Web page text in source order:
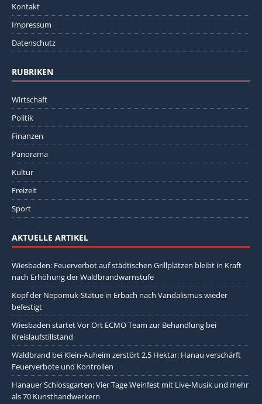
Kontakt
Impressum
Datenschutz
RUBRIKEN
Wirtschaft
Politik
Finanzen
Panorama
Kultur
Freizeit
Sport
AKTUELLE ARTIKEL
Wiesbaden: Feuerverbot auf städtischen Grillplätzen bleibt in Kraft
nach Erhöhung der Waldbrandwarnstufe
Kopf der Nepomuk-Statue in Erbach nach Vandalismus wieder
befestigt
Wiesbaden startet Vor Ort ECMO Team zur Behandlung bei
Kreislaufstillstand
Waldbrand bei Klein-Auheim zerstört 2,5 Hektar: Hanau verschärft
Feuerverbote und Kontrollen
Hanauer Schlossgarten: Vier Tage Weinfest mit Live-Musik und mehr
als 70 Kunsthandwerkern